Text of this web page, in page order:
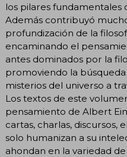
los pilares fundamentales
Además contribuyó
profundización de la
encaminando el
antes dominados por la
promoviendo la búsqueda
misterios del universo a
Los textos de este
pensamiento de Albert
cartas, charlas, discursos,
solo humanizan a su
ahondan en la variedad